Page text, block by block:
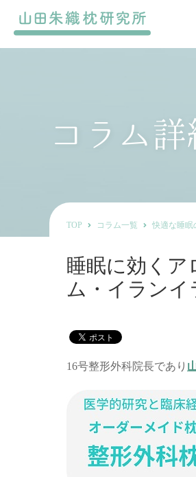
コラム詳
TOP コラム一覧 快適な睡眠
睡眠に効くア
ム・イラン
16号整形外科院長であり